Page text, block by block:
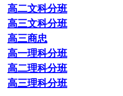
高二文科分班
高三文科分班
高三商忠
高一理科分班
高二理科分班
高三理科分班